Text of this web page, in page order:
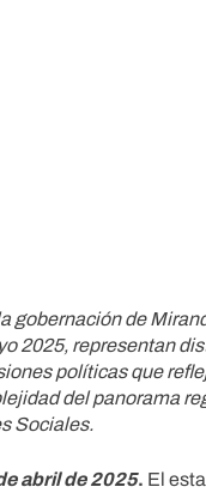
gobernación de
2025, representan
políticas que
del panorama
Sociales.
abril de 2025. El